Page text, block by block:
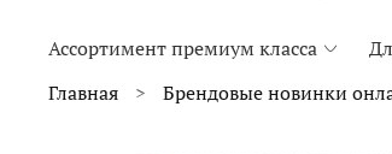
Ассортимент премиум класса
Главная
Брендовые новинки